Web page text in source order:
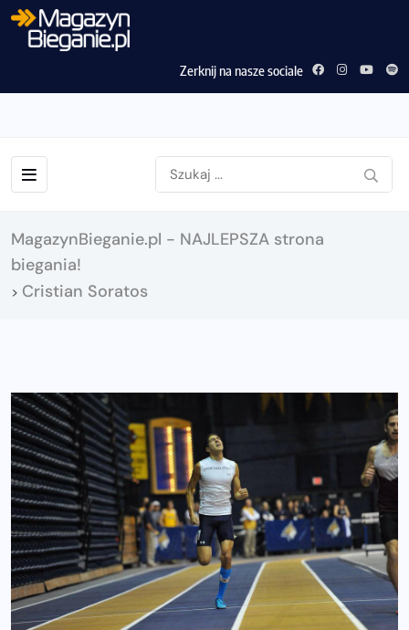
Zerknij na nasze sociale
MagazynBieganie.pl - NAJLEPSZA strona
biegania!
> Cristian Soratos